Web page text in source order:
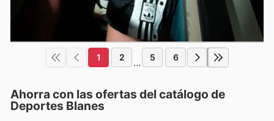
1 2 ... 5 6
Ahorra con las ofertas del catálogo de
Deportes Blanes